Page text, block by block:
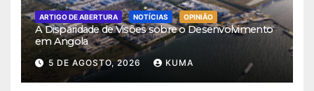
ARTIGO DE ABERTURA NOTÍCIAS OPINIÃO
A Disparidade de Visões sobre o Desenvolvimento
em Angola
5 DE AGOSTO, 2026 KUMA